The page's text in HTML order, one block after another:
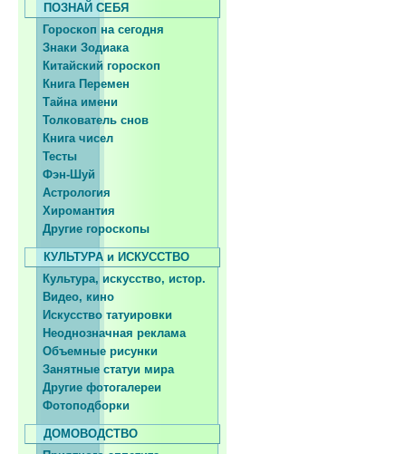
ПОЗНАЙ СЕБЯ
Гороскоп на сегодня
Знаки Зодиака
Китайский гороскоп
Книга Перемен
Тайна имени
Толкователь снов
Книга чисел
Тесты
Фэн-Шуй
Астрология
Хиромантия
Другие гороскопы
КУЛЬТУРА и ИСКУССТВО
Культура, искусство, истор.
Видео, кино
Искусство татуировки
Неоднозначная реклама
Объемные рисунки
Занятные статуи мира
Другие фотогалереи
Фотоподборки
ДОМОВОДСТВО